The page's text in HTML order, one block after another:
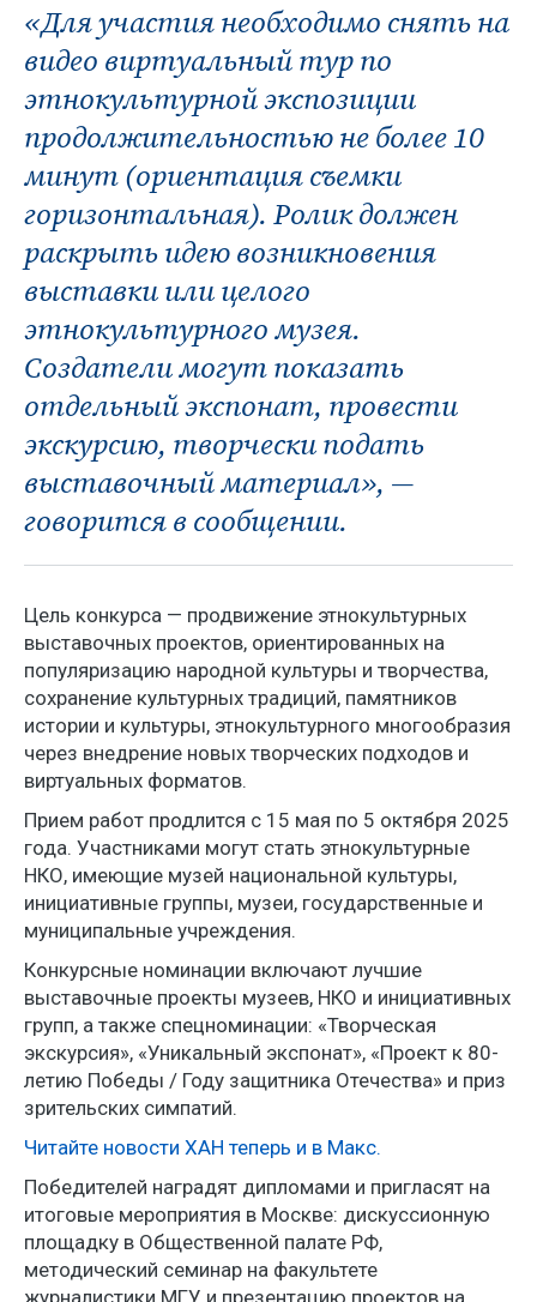
«Для участия необходимо снять на
видео виртуальный тур по
этнокультурной экспозиции
продолжительностью не более 10
минут (ориентация съемки
горизонтальная). Ролик должен
раскрыть идею возникновения
выставки или целого
этнокультурного музея.
Создатели могут показать
отдельный экспонат, провести
экскурсию, творчески подать
выставочный материал», —
говорится в сообщении.
Цель конкурса — продвижение этнокультурных
выставочных проектов, ориентированных на
популяризацию народной культуры и творчества,
сохранение культурных традиций, памятников
истории и культуры, этнокультурного многообразия
через внедрение новых творческих подходов и
виртуальных форматов.
Прием работ продлится с 15 мая по 5 октября 2025
года. Участниками могут стать этнокультурные
НКО, имеющие музей национальной культуры,
инициативные группы, музеи, государственные и
муниципальные учреждения.
Конкурсные номинации включают лучшие
выставочные проекты музеев, НКО и инициативных
групп, а также спецноминации: «Творческая
экскурсия», «Уникальный экспонат», «Проект к 80-
летию Победы / Году защитника Отечества» и приз
зрительских симпатий.
Читайте новости ХАН теперь и в Макс.
Победителей наградят дипломами и пригласят на
итоговые мероприятия в Москве: дискуссионную
площадку в Общественной палате РФ,
методический семинар на факультете
журналистики МГУ и презентацию проектов на